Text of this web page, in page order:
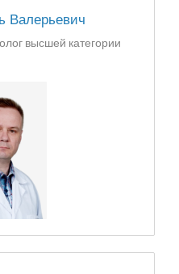
Валерьевич
высшей категории